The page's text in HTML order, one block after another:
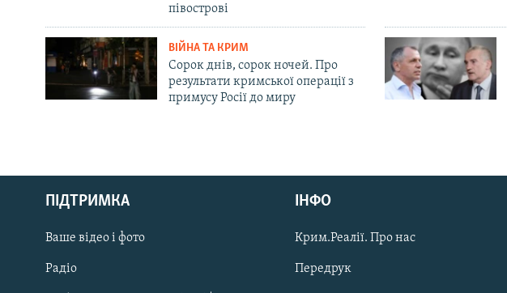
Русский
Qırımtatar
ДОЛУЧАЙСЯ!
півострові
ВІЙНА ТА КРИМ
Сорок днів, сорок ночей. Про
результати кримської операції з
примусу Росії до миру
ПІДТРИМКА
Ваше відео і фото
Радіо
ІНФО
Крим.Реалії. Про нас
Передрук